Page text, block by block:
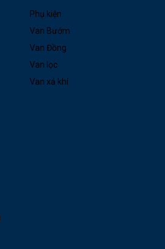
Phụ kiện
Van Bướm
Van Đồng
Van lọc
Van xả khí